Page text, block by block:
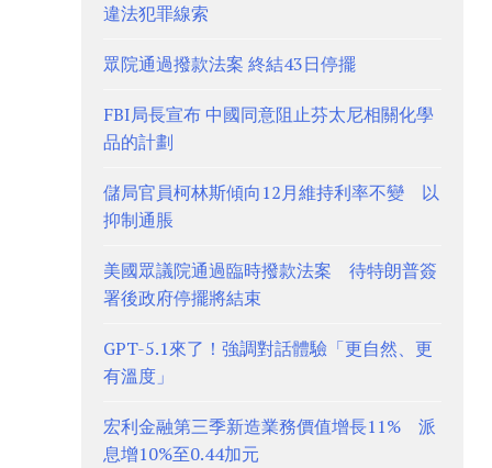
違法犯罪線索
眾院通過撥款法案 終結43日停擺
FBI局長宣布 中國同意阻止芬太尼相關化學
品的計劃
儲局官員柯林斯傾向12月維持利率不變 以
抑制通脹
美國眾議院通過臨時撥款法案 待特朗普簽
署後政府停擺將結束
GPT-5.1來了！強調對話體驗「更自然、更
有溫度」
宏利金融第三季新造業務價值增長11% 派
息增10%至0.44加元